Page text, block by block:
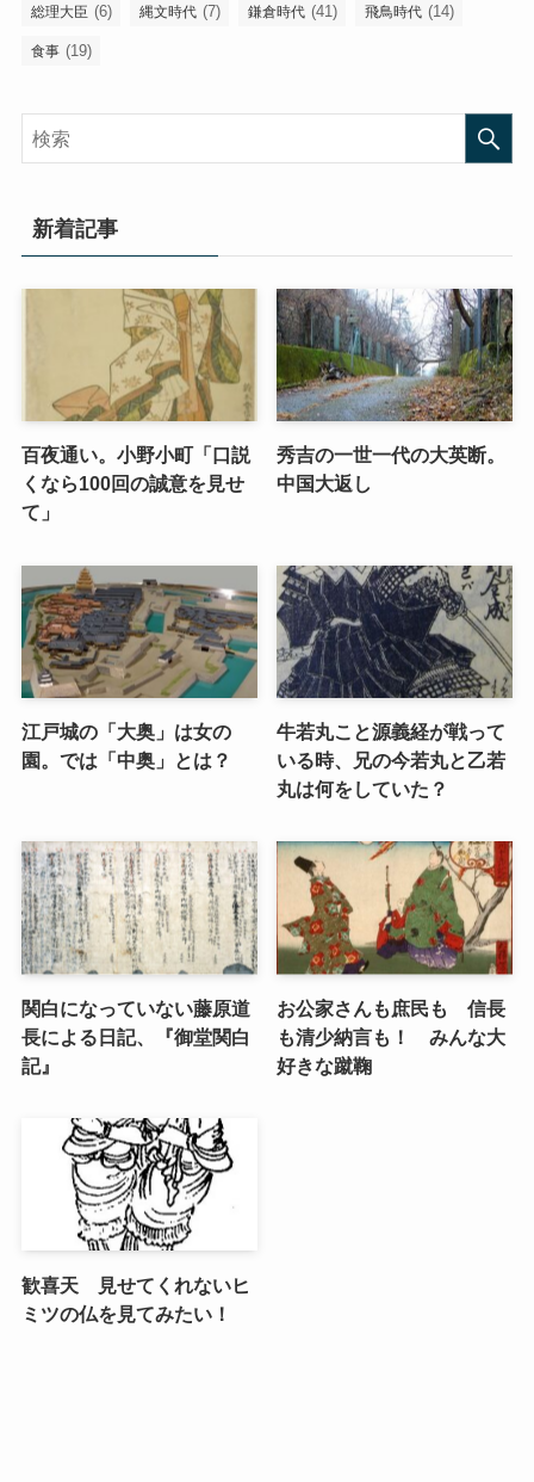
総理大臣 (6) 縄文時代 (7) 鎌倉時代 (41) 飛鳥時代 (14)
食事 (19)
新着記事
百夜通い。小野小町「口説
くなら100回の誠意を見せ
て」
秀吉の一世一代の大英断。
中国大返し
江戸城の「大奥」は女の
園。では「中奥」とは？
牛若丸こと源義経が戦って
いる時、兄の今若丸と乙若
丸は何をしていた？
関白になっていない藤原道
長による日記、『御堂関白
記』
お公家さんも庶民も 信長
も清少納言も！ みんな大
好きな蹴鞠
歓喜天 見せてくれないヒ
ミツの仏を見てみたい！